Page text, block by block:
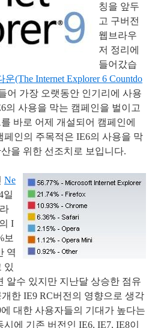
칭을 앞두
고 구버전
웹브라우
저 정리에
들어갔습
(The Internet Explorer 6 Countdo
어 가장 오랫동안 인기리에 사용
의 사용을 막는 캠페인을 벌이고
바로 어제 개설되어 캠페인에
인의 주목적은 IE6의 사용을 막
을 위한 선조치로 보입니다.
Ne
일
I
보
역
있
알수 있지만 지난달 상승한 점유
개한 IE9 RC버전의 영향으로 생각
대한 사용자들의 기대가 높다는
에 기존 버전인 IE6, IE7, IE8이